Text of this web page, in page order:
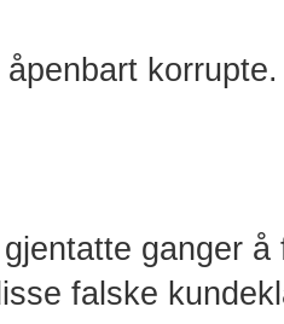
korrupte.
ganger
falske